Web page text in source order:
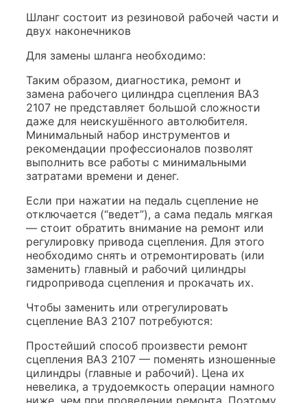
Шланг состоит из резиновой рабочей части и
двух наконечников
Для замены шланга необходимо:
Таким образом, диагностика, ремонт и
замена рабочего цилиндра сцепления ВАЗ
2107 не представляет большой сложности
даже для неискушённого автолюбителя.
Минимальный набор инструментов и
рекомендации профессионалов позволят
выполнить все работы с минимальными
затратами времени и денег.
Если при нажатии на педаль сцепление не
отключается (“ведет”), а сама педаль мягкая
— стоит обратить внимание на ремонт или
регулировку привода сцепления. Для этого
необходимо снять и отремонтировать (или
заменить) главный и рабочий цилиндры
гидропривода сцепления и прокачать их.
Чтобы заменить или отрегулировать
сцепление ВАЗ 2107 потребуются:
Простейший способ произвести ремонт
сцепления ВАЗ 2107 — поменять изношенные
цилиндры (главные и рабочий). Цена их
невелика, а трудоемкость операции намного
ниже, чем при проведении ремонта. Поэтому